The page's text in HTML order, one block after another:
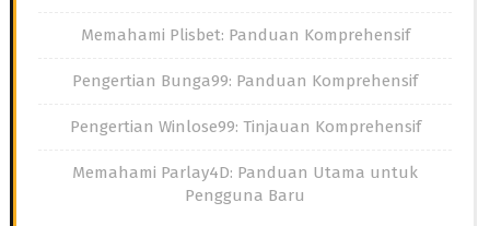
Memahami Plisbet: Panduan Komprehensif
Pengertian Bunga99: Panduan Komprehensif
Pengertian Winlose99: Tinjauan Komprehensif
Memahami Parlay4D: Panduan Utama untuk
Pengguna Baru